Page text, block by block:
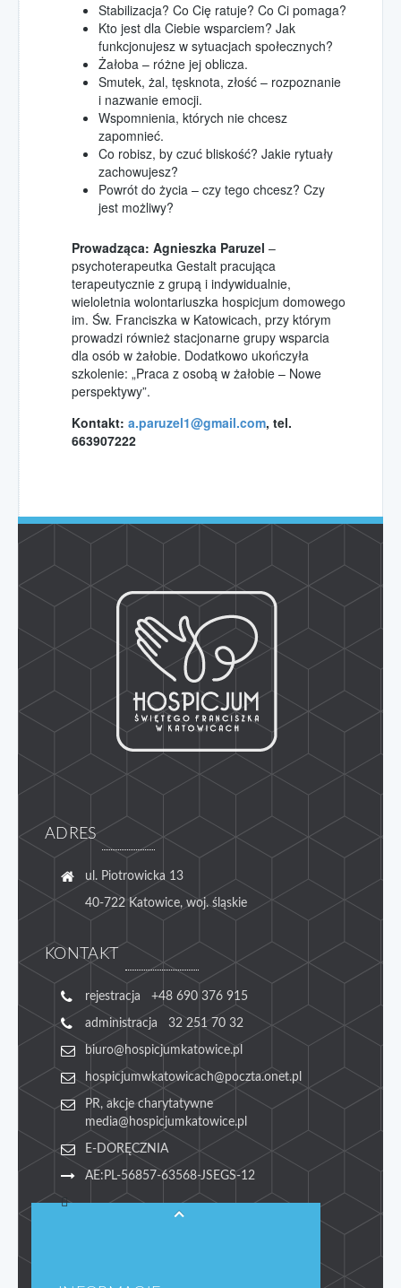
Stabilizacja? Co Cię ratuje? Co Ci pomaga?
Kto jest dla Ciebie wsparciem? Jak
funkcjonujesz w sytuacjach społecznych?
Żałoba – różne jej oblicza.
Smutek, żal, tęsknota, złość – rozpoznanie
i nazwanie emocji.
Wspomnienia, których nie chcesz
zapomnieć.
Co robisz, by czuć bliskość? Jakie rytuały
zachowujesz?
Powrót do życia – czy tego chcesz? Czy
jest możliwy?
Prowadząca: Agnieszka Paruzel –
psychoterapeutka Gestalt pracująca
terapeutycznie z grupą i indywidualnie,
wieloletnia wolontariuszka hospicjum domowego
im. Św. Franciszka w Katowicach, przy którym
prowadzi również stacjonarne grupy wsparcia
dla osób w żałobie. Dodatkowo ukończyła
szkolenie: „Praca z osobą w żałobie – Nowe
perspektywy”.
Kontakt: a.paruzel1@gmail.com, tel.
663907222
ADRES
ul. Piotrowicka 13
40-722 Katowice, woj. śląskie
KONTAKT
rejestracja +48 690 376 915
administracja 32 251 70 32
biuro@hospicjumkatowice.pl
hospicjumwkatowicach@poczta.onet.pl
PR, akcje charytatywne
media@hospicjumkatowice.pl
E-DORĘCZNIA
AE:PL-56857-63568-JSEGS-12